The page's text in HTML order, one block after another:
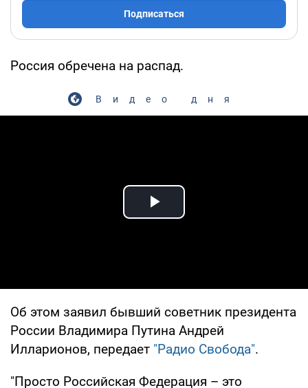
Подписаться
Россия обречена на распад.
Видео дня
Play Video
Об этом заявил бывший советник президента
России Владимира Путина Андрей
Илларионов, передает "Радио Свобода".
"Просто Российская Федерация – это